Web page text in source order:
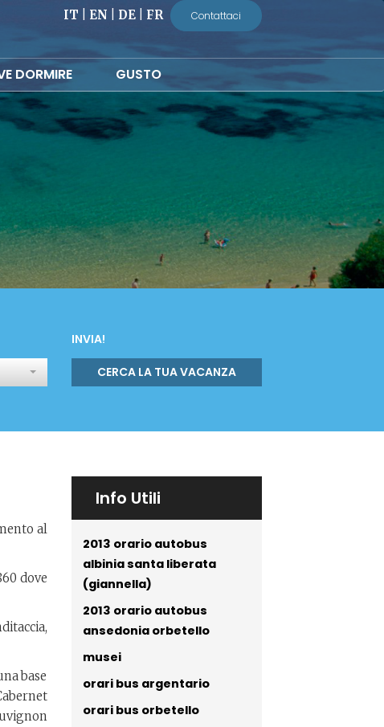
IT EN DE FR Contattaci
DORMIRE GUSTO
INVIA!
CERCA LA TUA VACANZA
al
dove
base
Info Utili
2013 orario autobus
albinia santa liberata
(giannella)
2013 orario autobus
ansedonia orbetello
musei
orari bus argentario
orari bus orbetello